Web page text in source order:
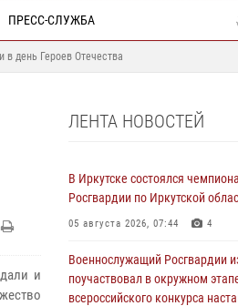
ПРЕСС-СЛУЖБА
в день Героев Отечества
и
ЛЕНТА НОВОСТЕЙ
В Иркутске состоялся
Росгвардии по Иркутской
05 августа 2026, 07:44 4
Военнослужащий Росгвардии
поучаствовал в окружном
всероссийского конкурса